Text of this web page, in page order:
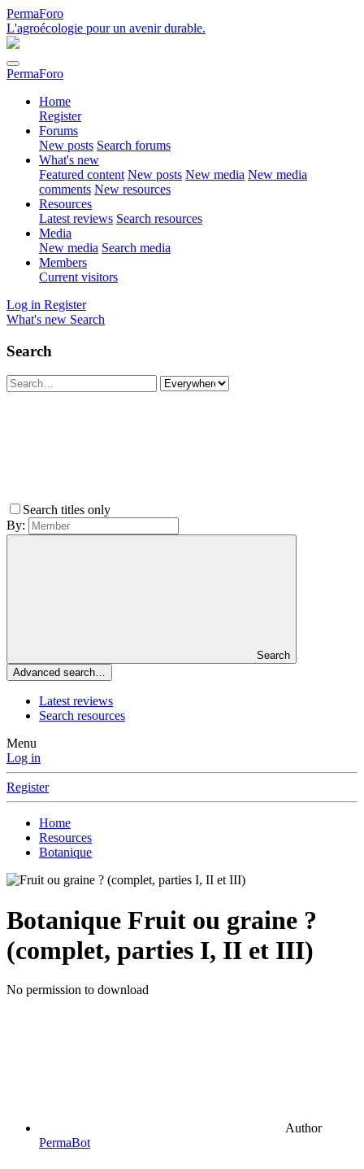
PermaForo
L'agroécologie pour un avenir durable.
PermaForo
Home
Register
Forums
New posts Search forums
What's new
Featured content New posts New media New media
comments New resources
Resources
Latest reviews Search resources
Media
New media Search media
Members
Current visitors
Log in Register
What's new Search
Search
Search titles only
By:
Search
Advanced search…
Latest reviews
Search resources
Menu
Log in
Register
Home
Resources
Botanique
Botanique Fruit ou graine ?
(complet, parties I, II et III)
No permission to download
Author
PermaBot